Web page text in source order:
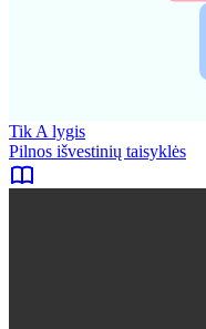
Tik A lygis
Pilnos išvestinių taisyklės